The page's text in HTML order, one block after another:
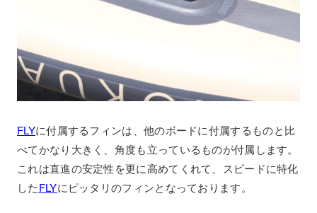
FLYに付属するフィンは、他のボードに付属するものと比
べてかなり大きく、角度も立っているものが付属します。
これは直進の安定性を更に高めてくれて、スピードに特化
したFLYにピッタリのフィンとなっております。